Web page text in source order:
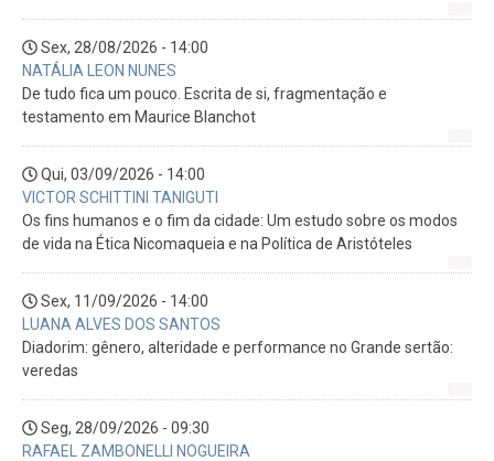
Sex, 28/08/2026 - 14:00
NATÁLIA LEON NUNES
De tudo fica um pouco. Escrita de si, fragmentação e
testamento em Maurice Blanchot
Qui, 03/09/2026 - 14:00
VICTOR SCHITTINI TANIGUTI
Os fins humanos e o fim da cidade: Um estudo sobre os modos
de vida na Ética Nicomaqueia e na Política de Aristóteles
Sex, 11/09/2026 - 14:00
LUANA ALVES DOS SANTOS
Diadorim: gênero, alteridade e performance no Grande sertão:
veredas
Seg, 28/09/2026 - 09:30
RAFAEL ZAMBONELLI NOGUEIRA